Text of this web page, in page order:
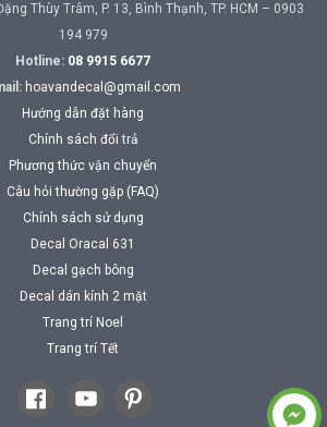
Thùy Trâm, P. 13, Bình Thạnh, TP. HCM – 0903
194 979
Hotline: 08 9915 6677
hoavandecal@gmail.com
Hướng dẫn đặt hàng
Chính sách đổi trả
Phương thức vận chuyển
Câu hỏi thường gặp (FAQ)
Chính sách sử dụng
Decal Oracal 631
Decal gạch bông
Decal dán kính 2 mặt
Trang trí Noel
Trang trí Tết